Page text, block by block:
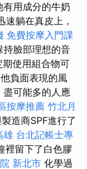
用成分的牛奶
速躺在真皮上，
免費按摩入門課
持臉部理想的音
期使用組合物可
負面表現的風
盡可能多的人應
按摩推薦 竹北月
造商SPF進行了
雄 台北記帳士專
裡留下了白色膠
新北市 化學過